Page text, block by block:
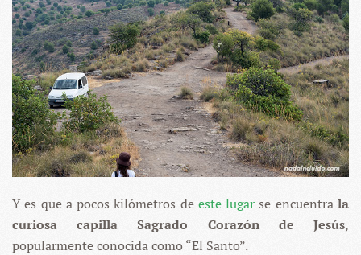
Y es que a pocos kilómetros de este lugar se encuentrala
curiosa capilla Sagrado Corazón de Jesús,
popularmente conocida como “El Santo”.